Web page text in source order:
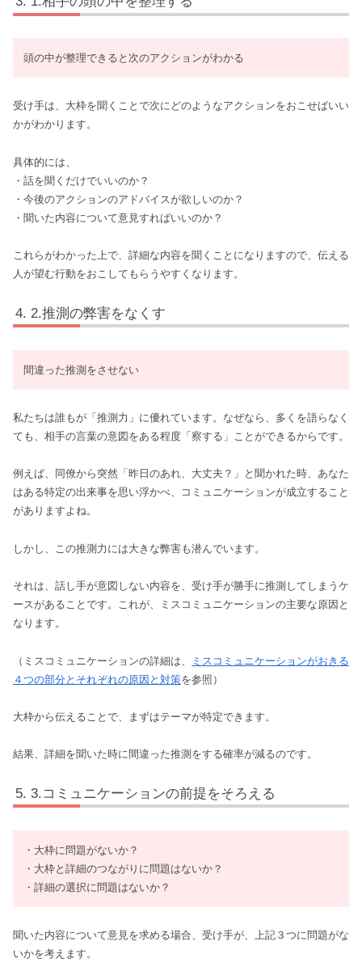
頭の中が整理できると次のアクションがわかる
受け手は、大枠を聞くことで次にどのようなアクションをおこせばいい
かがわかります。
具体的には、
・話を聞くだけでいいのか？
・今後のアクションのアドバイスが欲しいのか？
・聞いた内容について意見すればいいのか？
これらがわかった上で、詳細な内容を聞くことになりますので、伝える
人が望む行動をおこしてもらうやすくなります。
2.推測の弊害をなくす
間違った推測をさせない
私たちは誰もが「推測力」に優れています。なぜなら、多くを語らなく
ても、相手の言葉の意図をある程度「察する」ことができるからです。
例えば、同僚から突然「昨日のあれ、大丈夫？」と聞かれた時、あなた
はある特定の出来事を思い浮かべ、コミュニケーションが成立すること
がありますよね。
しかし、この推測力には大きな弊害も潜んでいます。
それは、話し手が意図しない内容を、受け手が勝手に推測してしまうケ
ースがあることです。これが、ミスコミュニケーションの主要な原因と
なります。
（ミスコミュニケーションの詳細は、
ミスコミュニケーションがおきる
４つの部分とそれぞれの原因と対策を参照）
大枠から伝えることで、まずはテーマが特定できます。
結果、詳細を聞いた時に間違った推測をする確率が減るのです。
3.コミュニケーションの前提をそろえる
・大枠に問題がないか？
・大枠と詳細のつながりに問題はないか？
・詳細の選択に問題はないか？
聞いた内容について意見を求める場合、受け手が、上記３つに問題がな
いかを考えます。